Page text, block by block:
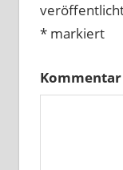
*markiert
Kommentar